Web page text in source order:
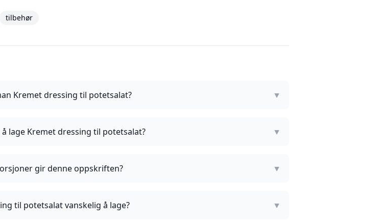
tilbehør
Kremet dressing til potetsalat? ▼
lage Kremet dressing til potetsalat? ▼
gir denne oppskriften? ▼
til potetsalat vanskelig å lage? ▼